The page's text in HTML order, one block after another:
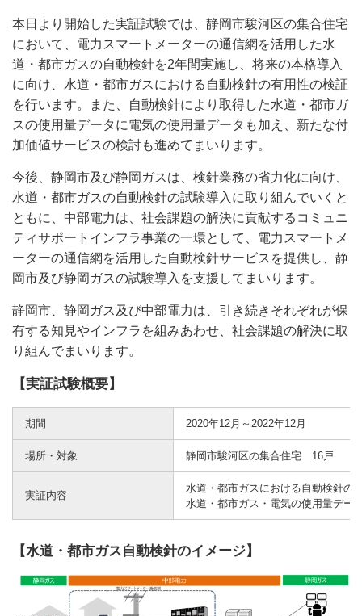
本日より開始した実証試験では、静岡市駿河区の集合住宅
において、電力スマートメーターの通信網を活用した水
道・都市ガスの自動検針を2年間実施し、将来の本格導入
に向け、水道・都市ガスにおける自動検針の有用性の検証
を行います。また、自動検針により取得した水道・都市ガ
スの使用量データに電気の使用量データも加え、新たな付
加価値サービスの検討も進めてまいります。
今後、静岡市及び静岡ガスは、検針業務の省力化に向け、
水道・都市ガスの自動検針の試験導入に取り組んでいくと
ともに、中部電力は、社会課題の解決に貢献するコミュニ
ティサポートインフラ事業の一環として、電力スマートメ
ーターの通信網を活用した自動検針サービスを提供し、静
岡市及び静岡ガスの試験導入を支援してまいります。
静岡市、静岡ガス及び中部電力は、引き続きそれぞれが保
有する知見やインフラを組みあわせ、社会課題の解決に取
り組んでまいります。
【実証試験概要】
期間 2020年12月～2022年12月
場所・対象 静岡市駿河区の集合住宅 16戸
実証内容
水道・都市ガスにおける自動検針の
水道・都市ガス・電気の使用量デ
【水道・都市ガス自動検針のイメージ】